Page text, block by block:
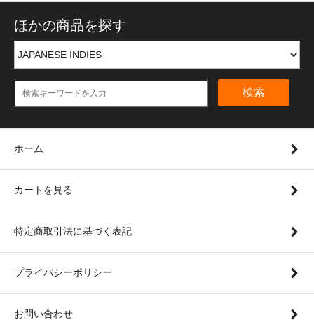
ほかの商品を探す
検索
ホーム
カートを見る
特定商取引法に基づく表記
プライバシーポリシー
お問い合わせ